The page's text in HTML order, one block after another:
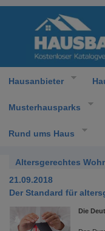
Hausanbieter
Musterhausparks
Rund ums Haus
Altersgerechtes
21.09.2018
Der Standard für
Die